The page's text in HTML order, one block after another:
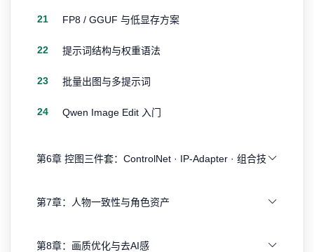
21 FP8 / GGUF 与低显存方案
22 提示词结构与权重语法
23 批量出图与多提示词
24 Qwen Image Edit 入门
第6章 控图三件套：ControlNet · IP-Adapter · 组合技
第7章：人物一致性与角色资产
第8章：画质优化与去AI感